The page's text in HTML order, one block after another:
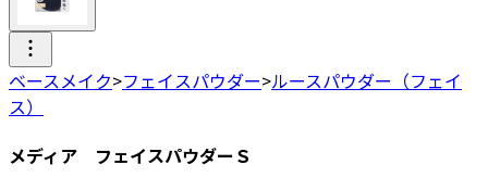
ベースメイク>フェイスパウダー>ルースパウダー（フェイ
ス）
メディア フェイスパウダーＳ